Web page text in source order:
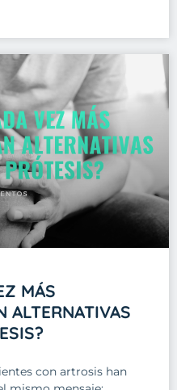
MÁS
ALTERNATIVAS
con artrosis han